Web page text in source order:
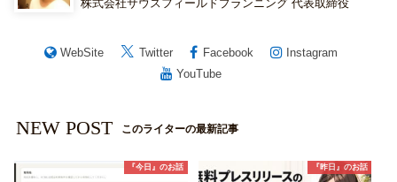
株式会社サウスフィールドプランニング 代表取締役
WebSite Twitter Facebook
Instagram
YouTube
NEW POST このライターの最新記事
『今日』のお話 『昨日』のお話